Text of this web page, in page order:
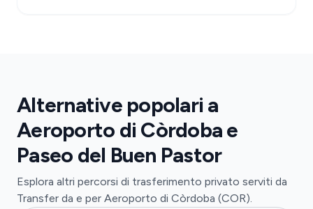
Alternative popolari a
Aeroporto di Còrdoba e
Paseo del Buen Pastor
Esplora altri percorsi di trasferimento privato serviti da
Transfer da e per Aeroporto di Còrdoba (COR).